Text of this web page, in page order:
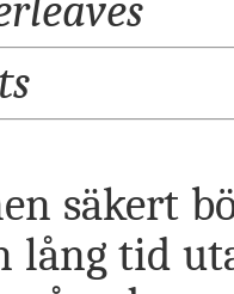
säkert
lång tid